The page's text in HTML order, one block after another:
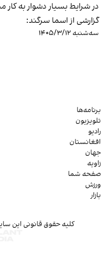
در شرایط بسیار دشوار به
گزارشی از اسما سرگند:
سه‌شنبه ۱۴۰۵/۳/۱۲
برنامه‌ها
تلویزیون
رادیو
افغانستان
جهان
زاویه
صفحه شما
ورزش
بازار
کلیه حقوق قانونی این